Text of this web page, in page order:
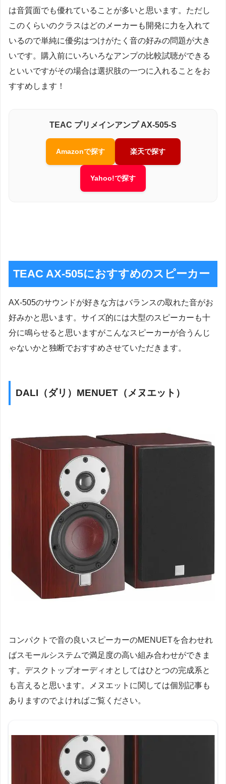
は音質面でも優れていることが多いと思います。ただし
このくらいのクラスはどのメーカーも開発に力を入れて
いるので単純に優劣はつけがたく音の好みの問題が大き
いです。購入前にいろいろなアンプの比較試聴ができる
といいですがその場合は選択肢の一つに入れることをお
すすめします！
TEAC プリメインアンプ AX-505-S
Amazonで探す 楽天で探す
Yahoo!で探す
TEAC AX-505におすすめのスピーカー
AX-505のサウンドが好きな方はバランスの取れた音がお
好みかと思います。サイズ的には大型のスピーカーも十
分に鳴らせると思いますがこんなスピーカーが合うんじ
ゃないかと独断でおすすめさせていただきます。
DALI（ダリ）MENUET（メヌエット）
コンパクトで音の良いスピーカーのMENUETを合わせれ
ばスモールシステムで満足度の高い組み合わせができま
す。デスクトップオーディオとしてはひとつの完成系と
も言えると思います。メヌエットに関しては個別記事も
ありますのでよければご覧ください。